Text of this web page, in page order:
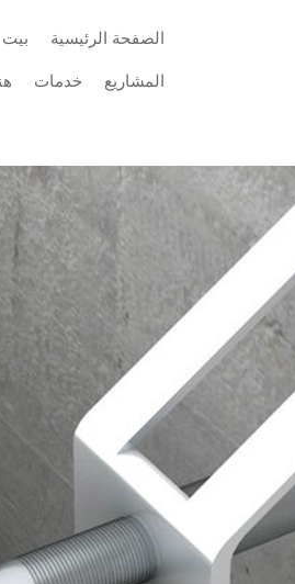
الصفحة الرئيسية بيت
المشاريع خدمات